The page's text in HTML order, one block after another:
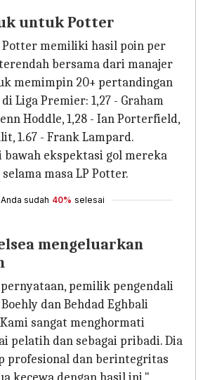
untuk Potter
Potter memiliki hasil poin per
bersama dari manajer
memimpin 20+ pertandingan
Liga Premier: 1,27 - Graham
Hoddle, 1,28 - Ian Porterfield,
1.67 - Frank Lampard.
bawah ekspektasi gol mereka
masa LP Potter.
Anda sudah 40% selesai
mengeluarkan
pemilik pengendali
dan Behdad Eghbali
sangat menghormati
pelatih dan sebagai pribadi. Dia
profesional dan berintegritas